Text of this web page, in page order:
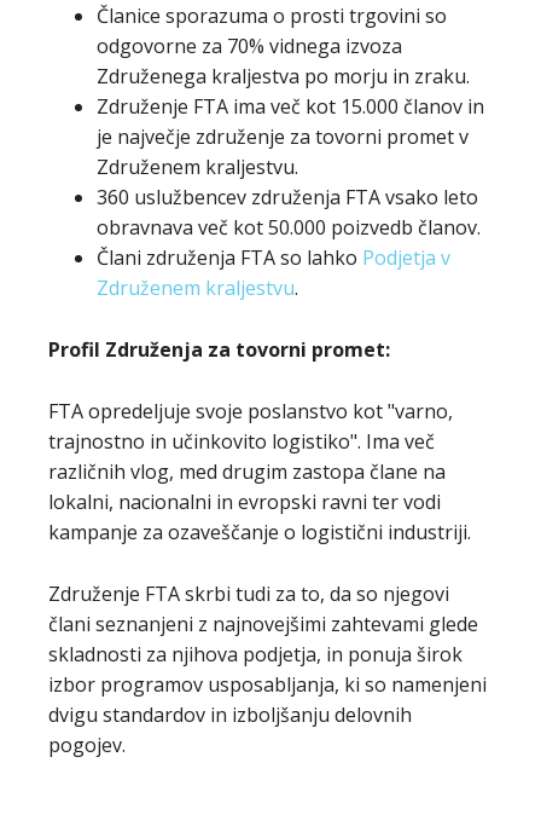
Članice sporazuma o prosti trgovini so
odgovorne za 70% vidnega izvoza
Združenega kraljestva po morju in zraku.
Združenje FTA ima več kot 15.000 članov in
je največje združenje za tovorni promet v
Združenem kraljestvu.
360 uslužbencev združenja FTA vsako leto
obravnava več kot 50.000 poizvedb članov.
Člani združenja FTA so lahko Podjetja v
Združenem kraljestvu.
Profil Združenja za tovorni promet:
FTA opredeljuje svoje poslanstvo kot "varno,
trajnostno in učinkovito logistiko". Ima več
različnih vlog, med drugim zastopa člane na
lokalni, nacionalni in evropski ravni ter vodi
kampanje za ozaveščanje o logistični industriji.
Združenje FTA skrbi tudi za to, da so njegovi
člani seznanjeni z najnovejšimi zahtevami glede
skladnosti za njihova podjetja, in ponuja širok
izbor programov usposabljanja, ki so namenjeni
dvigu standardov in izboljšanju delovnih
pogojev.